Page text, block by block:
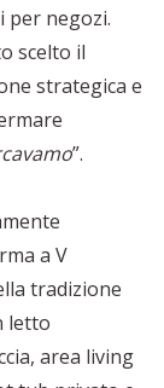
per negozi.
scelto il
strategica e
”.
a V
tradizione
letto
area living